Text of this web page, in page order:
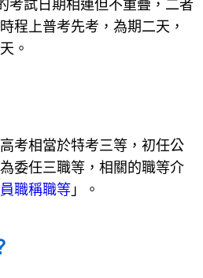
考試日期相連但不重疊，二者
程上普考先考，為期二天，
。
考相當於特考三等，初任公
委任三職等，相關的職等介
職稱職等 」。